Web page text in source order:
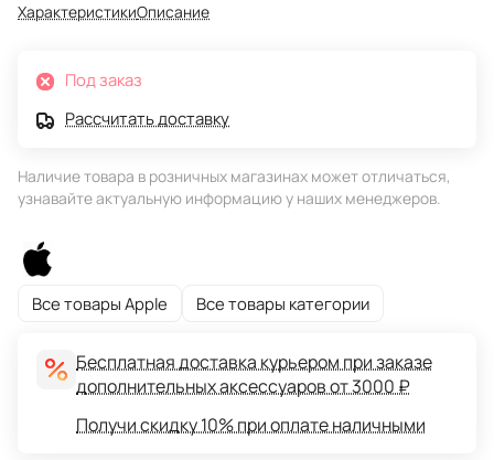
ХарактеристикиОписание
Под заказ
Рассчитать доставку
Наличие товара в розничных магазинах может отличаться,
узнавайте актуальную информацию у наших менеджеров.
Все товары Apple Все товары категории
Бесплатная доставка курьером при заказе
дополнительных аксессуаров от 3000 ₽
Получи скидку 10% при оплате наличными